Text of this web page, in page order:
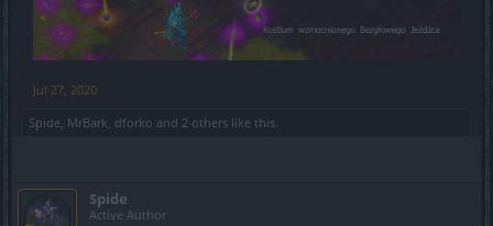
Jul 27, 2020
Spide MrBark dforko and 2 others like this.
Spide
Active Author